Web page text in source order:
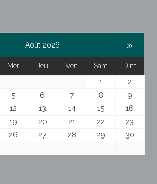
Août 2026 »
Mer Jeu Ven Sam Dim
1
2
5 6 7 8
9
12 13 14 15
16
19 20 21 22
23
26 27 28 29
30